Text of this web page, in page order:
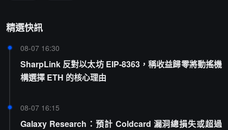
精選快訊
08-07 16:30
SharpLink 反對以太坊 EIP-8363，稱收益歸零將動搖機
構選擇 ETH 的核心理由
08-07 16:15
Galaxy Research：預計 Coldcard 漏洞總損失或超過